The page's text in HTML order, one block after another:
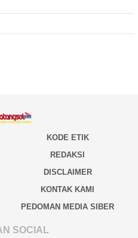
KODE ETIK
REDAKSI
DISCLAIMER
KONTAK KAMI
PEDOMAN MEDIA SIBER
SOCIAL